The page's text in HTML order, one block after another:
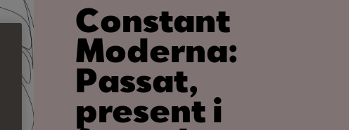
Constant
Moderna:
Passat,
present i